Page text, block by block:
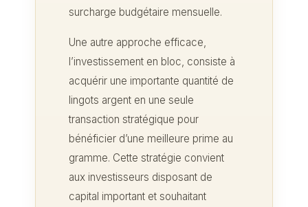
surcharge budgétaire mensuelle.
Une autre approche efficace,
l’investissement en bloc, consiste à
acquérir une importante quantité de
lingots argent en une seule
transaction stratégique pour
bénéficier d’une meilleure prime au
gramme. Cette stratégie convient
aux investisseurs disposant de
capital important et souhaitant